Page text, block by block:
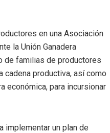
en una Asociación
la Unión Ganadera
de familias de productores
productiva, así como
económica, para incursionar
implementar un plan de